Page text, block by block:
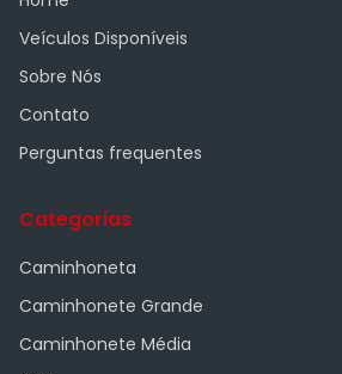
Veículos Disponíveis
Sobre Nós
Contato
Perguntas frequentes
Categorias
Caminhoneta
Caminhonete Grande
Caminhonete Média